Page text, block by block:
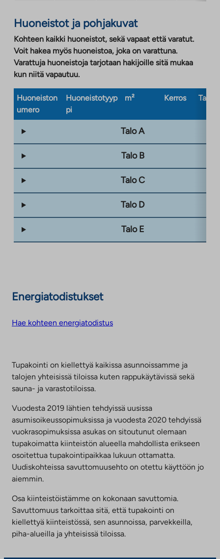
Huoneistot ja pohjakuvat
Kohteen kaikki huoneistot, sekä vapaat että varatut.
Voit hakea myös huoneistoa, joka on varattuna.
Varattuja huoneistoja tarjotaan hakijoille sitä mukaa
kun niitä vapautuu.
Huoneiston
umero
Huoneistotyyp
pi
m² Kerros
Talo A
Talo B
Talo C
Talo D
Talo E
Energiatodistukset
Hae kohteen energiatodistus
Tupakointi on kiellettyä kaikissa asunnoissamme ja
talojen yhteisissä tiloissa kuten rappukäytävissä sekä
sauna- ja varastotiloissa.
Vuodesta 2019 lähtien tehdyissä uusissa
asumisoikeussopimuksissa ja vuodesta 2020 tehdyissä
vuokrasopimuksissa asukas on sitoutunut olemaan
tupakoimatta kiinteistön alueella mahdollista erikseen
osoitettua tupakointipaikkaa lukuun ottamatta.
Uudiskohteissa savuttomuusehto on otettu käyttöön jo
aiemmin.
Osa kiinteistöistämme on kokonaan savuttomia.
Savuttomuus tarkoittaa sitä, että tupakointi on
kiellettyä kiinteistössä, sen asunnoissa, parvekkeilla,
piha-alueilla ja yhteisissä tiloissa.